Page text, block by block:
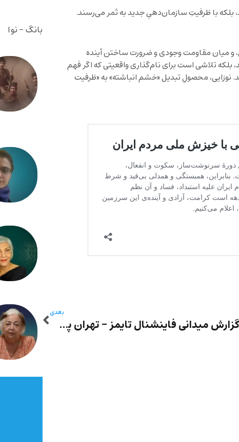
بلکه با ظرفیتِ سازمان‌دهیِ جدید به ثمر می‌رسند.
و میان مقاومت وجودی و ضرورت ساختن آینده
تلاشی است برای نام‌گذاری واقعیتی که اگر فهم
نوزایی، محصولِ تبدیل «خشم انباشته» به «ظرفیت
بعدی
گزارش میدانی فاینشنال تایمز – تهران پس از اعتراضات: گشت‌های پلیس، پروپاگاندا و ناامیدی
بانگ - نوا